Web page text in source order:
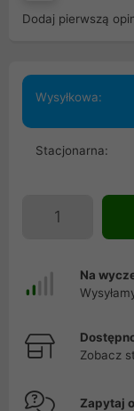
Dodaj pierwszą
Wysyłkowa:
Stacjonarna:
Na
Zobacz
Zapytaj